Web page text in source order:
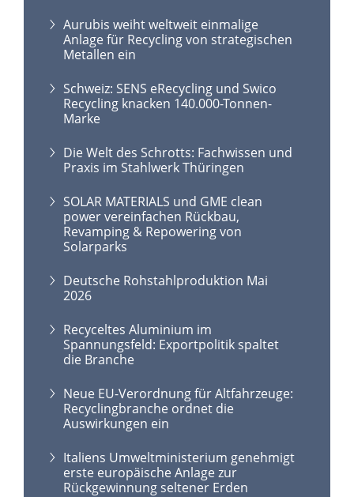
Aurubis weiht weltweit einmalige
Anlage für Recycling von strategischen
Metallen ein
Schweiz: SENS eRecycling und Swico
Recycling knacken 140.000-Tonnen-
Marke
Die Welt des Schrotts: Fachwissen und
Praxis im Stahlwerk Thüringen
SOLAR MATERIALS und GME clean
power vereinfachen Rückbau,
Revamping & Repowering von
Solarparks
Deutsche Rohstahlproduktion Mai
2026
Recyceltes Aluminium im
Spannungsfeld: Exportpolitik spaltet
die Branche
Neue EU-Verordnung für Altfahrzeuge:
Recyclingbranche ordnet die
Auswirkungen ein
Italiens Umweltministerium genehmigt
erste europäische Anlage zur
Rückgewinnung seltener Erden